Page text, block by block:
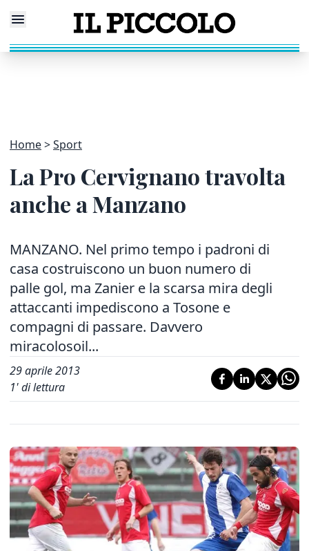
Home Sport
La Pro Cervignano travolta
anche a Manzano
MANZANO. Nel primo tempo i padroni di
casa costruiscono un buon numero di
palle gol, ma Zanier e la scarsa mira degli
attaccanti impediscono a Tosone e
compagni di passare. Davvero
miracolosoil...
29 aprile 2013
1' di lettura